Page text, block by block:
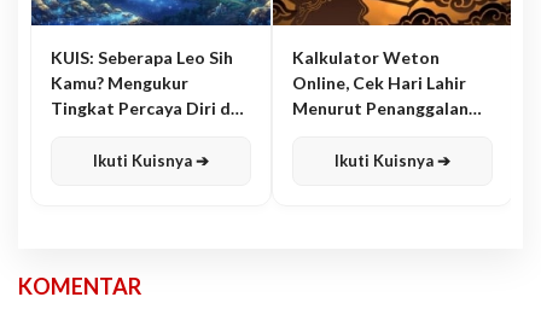
KUIS: Seberapa Leo Sih
Kamu? Mengukur
Tingkat Percaya Diri dan
Ikuti Kuisnya ➔
Kalkulator Weton
Online, Cek Hari Lahir
Menurut Penanggalan
Ikuti Kuisnya ➔
KOMENTAR